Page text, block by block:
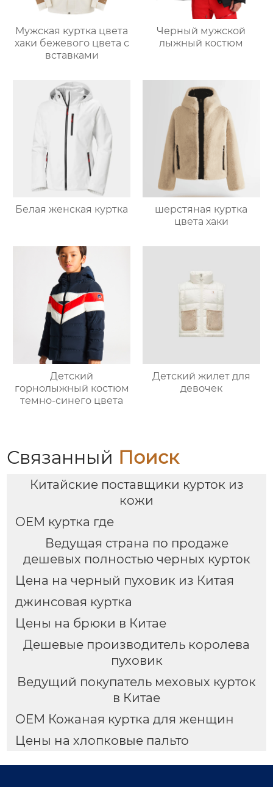
Мужская куртка цвета
хаки бежевого цвета с
вставками
Черный мужской
лыжный костюм
Белая женская куртка
шерстяная куртка
цвета хаки
Детский
горнолыжный костюм
темно-синего цвета
Детский жилет для
девочек
Связанный Поиск
Китайские поставщики курток из
кожи
OEM куртка где
Ведущая страна по продаже
дешевых полностью черных курток
Цена на черный пуховик из Китая
джинсовая куртка
Цены на брюки в Китае
Дешевые производитель королева
пуховик
Ведущий покупатель меховых курток
в Китае
OEM Кожаная куртка для женщин
Цены на хлопковые пальто